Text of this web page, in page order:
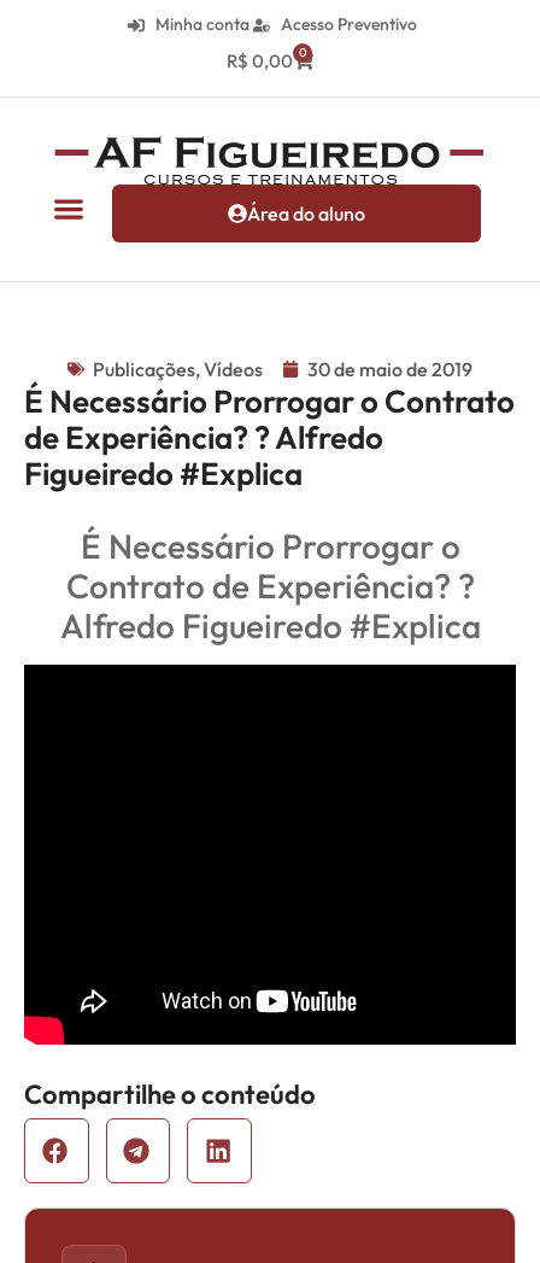
Minha conta Acesso Preventivo
R$ 0,00 0
Área do aluno
Publicações,Vídeos 30 de maio de 2019
É Necessário Prorrogar o Contrato
de Experiência? ? Alfredo
Figueiredo #Explica
É Necessário Prorrogar o
Contrato de Experiência? ?
Alfredo Figueiredo #Explica
Compartilhe o conteúdo